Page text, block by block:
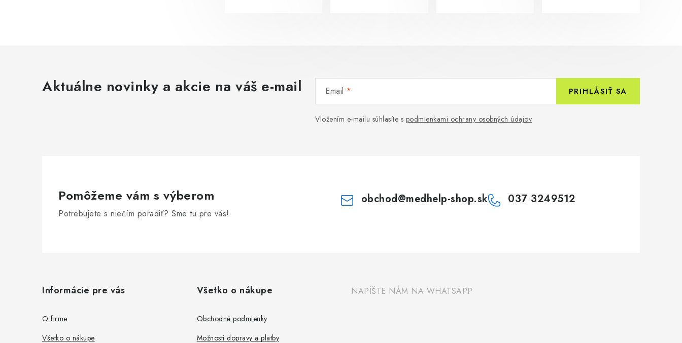
Aktuálne novinky a akcie na váš e-mail Email
Vložením e-mailu súhlasíte s podmienkami ochrany osobných údajov
PRIHLÁSIŤ SA
Pomôžeme vám s výberom
Potrebujete s niečím poradiť? Sme tu pre vás!
obchod@medhelp-shop.sk 037 3249512
Informácie pre vás
O firme
Všetko o nákupe
Všetko o nákupe
Obchodné podmienky
Možnosti dopravy a platby
NAPÍŠTE NÁM NA WHATSAPP